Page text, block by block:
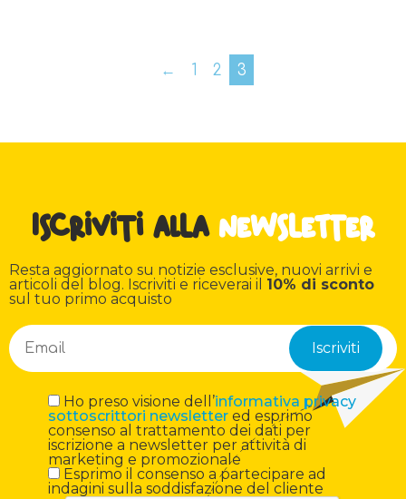
← 1 2 3
Iscriviti alla newsletter
Resta aggiornato su notizie esclusive, nuovi arrivi e
articoli del blog. Iscriviti e riceverai il 10% di sconto
sul tuo primo acquisto
Ho preso visione dell’informativa privacy
sottoscrittori newslettered esprimo
consenso al trattamento dei dati per
iscrizione a newsletter per attività di
marketing e promozionale
Esprimo il consenso a partecipare ad
indagini sulla soddisfazione del cliente